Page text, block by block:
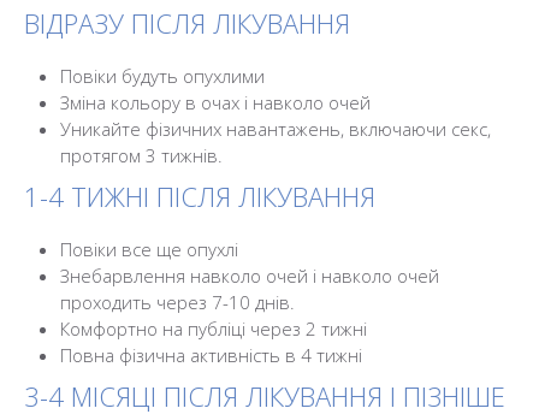
ВІДРАЗУ ПІСЛЯ ЛІКУВАННЯ
Повіки будуть опухлими
Зміна кольору в очах і навколо очей
Уникайте фізичних навантажень, включаючи секс,
протягом 3 тижнів.
1-4 ТИЖНІ ПІСЛЯ ЛІКУВАННЯ
Повіки все ще опухлі
Знебарвлення навколо очей і навколо очей
проходить через 7-10 днів.
Комфортно на публіці через 2 тижні
Повна фізична активність в 4 тижні
3-4 МІСЯЦІ ПІСЛЯ ЛІКУВАННЯ І ПІЗНІШЕ